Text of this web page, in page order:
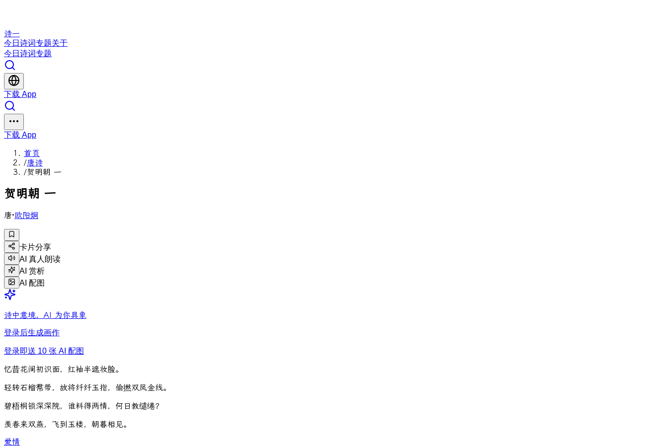
诗一
今日 诗词专题关于
今日 诗词专题
下载 App
下载 App
首页
/唐诗
/贺明朝 一
贺明朝 一
唐·欧阳炯
卡片分享
AI 真人朗读
AI 赏析
AI 配图
诗中意境，AI 为你具象
登录后生成画作
登录即送 10 张 AI 配图
忆昔花间初识面， 红袖半遮妆脸。
轻转石榴帬带， 故将纤纤玉指， 偷撚双凤金线。
碧梧桐锁深深院， 谁料得两情， 何 日教缱绻？
羡春来双燕， 飞到玉楼， 朝暮相见。
爱情